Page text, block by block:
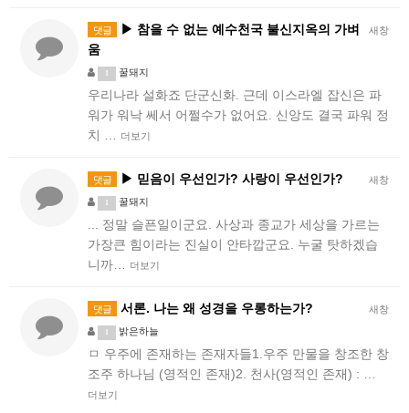
새창
댓글
▶ 참을 수 없는 예수천국 불신지옥의 가벼
움
꿀돼지
우리나라 설화죠 단군신화. 근데 이스라엘 잡신은 파
워가 워낙 쎄서 어쩔수가 없어요. 신앙도 결국 파워 정
치 …
더보기
새창
댓글 ▶ 믿음이 우선인가? 사랑이 우선인가?
꿀돼지
... 정말 슬픈일이군요. 사상과 종교가 세상을 가르는
가장큰 힘이라는 진실이 안타깝군요. 누굴 탓하겠습
니까…
더보기
새창
댓글 서론. 나는 왜 성경을 우롱하는가?
밝은하늘
ㅁ 우주에 존재하는 존재자들1.우주 만물을 창조한 창
조주 하나님 (영적인 존재)2. 천사(영적인 존재) : …
더보기